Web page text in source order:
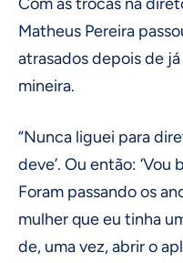
Matheus Pereira
atrasados depois de
mineira.
“Nunca liguei para
deve’. Ou então: ‘Vou
Foram passando os
mulher que eu tinha
de, uma vez, abrir o